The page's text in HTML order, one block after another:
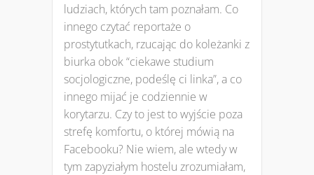
ludziach, których tam poznałam. Co
innego czytać reportaże o
prostytutkach, rzucając do koleżanki z
biurka obok “ciekawe studium
socjologiczne, podeślę ci linka”, a co
innego mijać je codziennie w
korytarzu. Czy to jest to wyjście poza
strefę komfortu, o której mówią na
Facebooku? Nie wiem, ale wtedy w
tym zapyziałym hostelu zrozumiałam,